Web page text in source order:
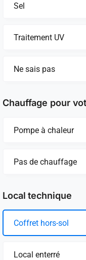
Sel
Traitement UV
Ne sais pas
Chauffage pour
Pompe à chaleur
Pas de chauffage
Local technique
Coffret hors-sol
Local enterré